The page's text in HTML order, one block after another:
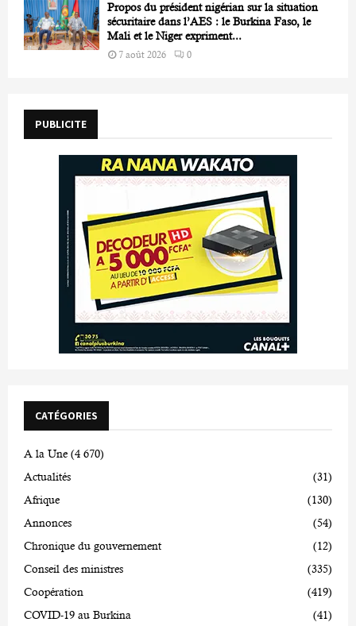
Propos du président nigérian sur la situation
sécuritaire dans l’AES : le Burkina Faso, le
Mali et le Niger expriment...
7 août 2026 0
PUBLICITE
CATÉGORIES
A la Une (4 670)
Actualités
(31)
Afrique
(130)
Annonces
(54)
Chronique du gouvernement
(12)
Conseil des ministres
(335)
Coopération
(419)
COVID-19 au Burkina
(41)